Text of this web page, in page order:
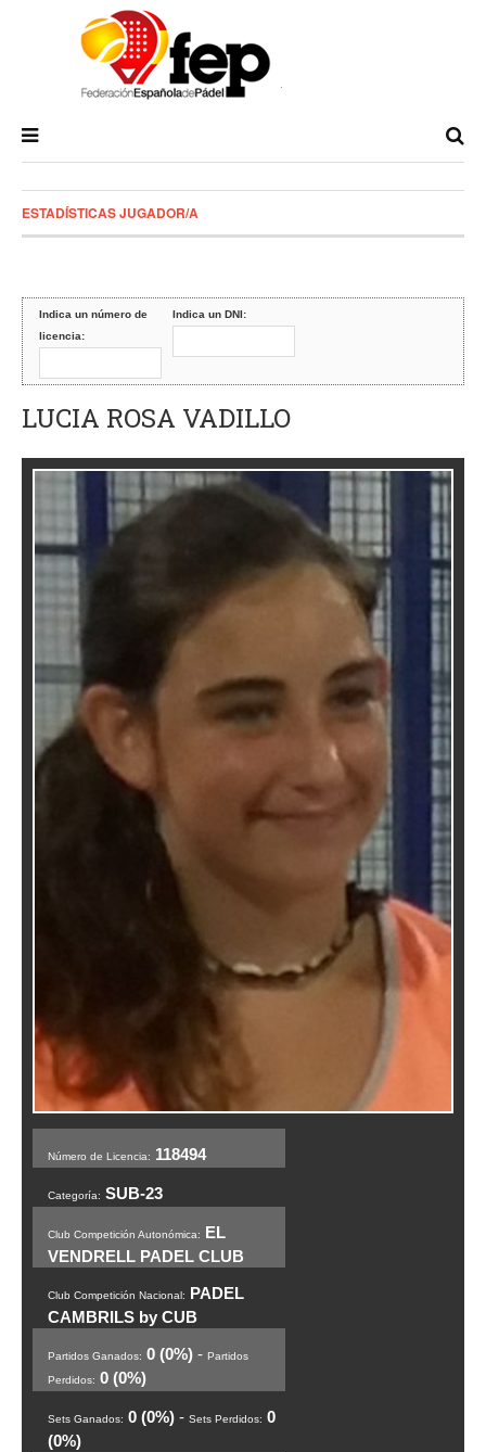
ESTADÍSTICAS JUGADOR/A
Indica un número de
licencia:
Indica un DNI:
LUCIA ROSA VADILLO
Número de Licencia: 118494
Categoría: SUB-23
Club Competición Autonómica: EL
VENDRELL PADEL CLUB
Club Competición Nacional: PADEL
CAMBRILS by CUB
Partidos Ganados: 0 (0%) - Partidos
Perdidos: 0 (0%)
Sets Ganados: 0 (0%) - Sets Perdidos: 0
(0%)